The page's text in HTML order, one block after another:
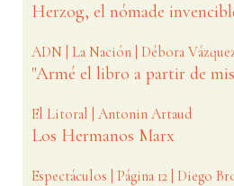
Herzog, el nómade
ADN | La Nación | Débora
"Armé el libro a partir de
El Litoral | Antonin Artaud
Los Hermanos Marx
Espectáculos | Página 12 | Diego